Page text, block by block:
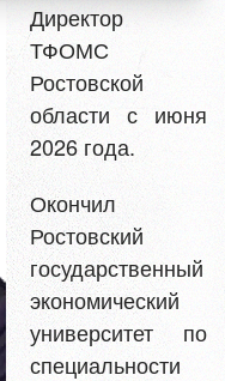
Директор
ТФОМС
Ростовской
области с июня
2026 года.
Окончил
Ростовский
государственный
экономический
университет по
специальности